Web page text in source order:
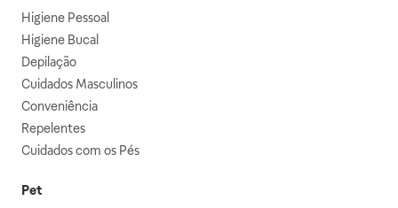
Higiene Pessoal
Higiene Bucal
Depilação
Cuidados Masculinos
Conveniência
Repelentes
Cuidados com os Pés
Pet